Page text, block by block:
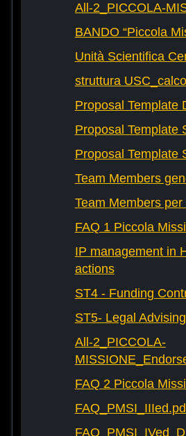
All-2_PICCOLA-
BANDO “Piccola
Unità Scientifica
struttura
Proposal Template
Proposal Template
Proposal Template
Team Members
Team Members per
FAQ 1 Piccola
IP management in
actions
ST4 - Funding
ST5- Legal
All-2_PICCOLA-
FAQ 2 Piccola